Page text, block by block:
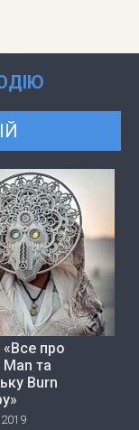
«Все про
та
Burn